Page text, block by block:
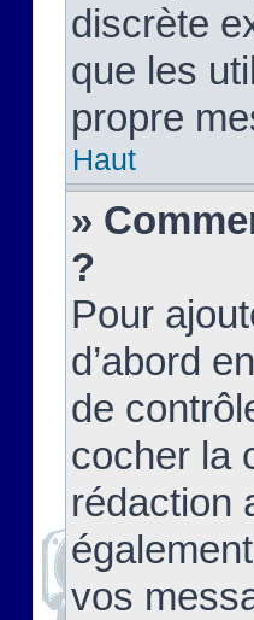
discrète
que les
propre
Haut
»
?
Pour
d’abord
de
cocher la
rédaction
vos